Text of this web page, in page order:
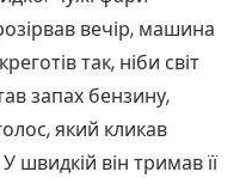
вечір, машина
так, ніби світ
запах бензину,
який кликав
швидкій він тримав її